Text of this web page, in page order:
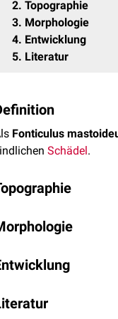
2 Topographie
3 Morphologie
4 Entwicklung
5 Literatur
Fonticulus
Schädel.
folgendeNähte
kranial:Sutura
oder durch